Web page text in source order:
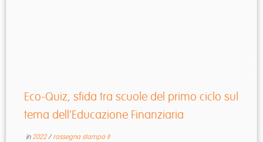
Eco-Quiz, sfida tra scuole del primo ciclo sul
tema dell’Educazione Finanziaria
in 2022/rassegna stampa it